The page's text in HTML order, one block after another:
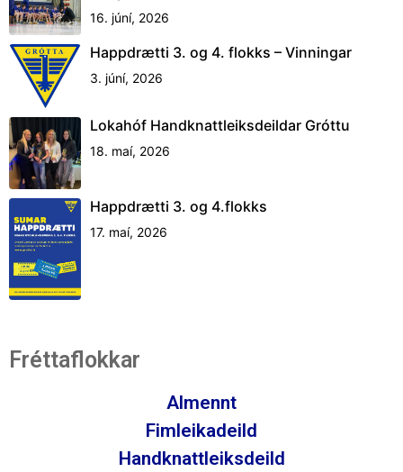
16. júní, 2026
Happdrætti 3. og 4. flokks – Vinningar
3. júní, 2026
Lokahóf Handknattleiksdeildar Gróttu
18. maí, 2026
Happdrætti 3. og 4.flokks
17. maí, 2026
Fréttaflokkar
Almennt
Fimleikadeild
Handknattleiksdeild